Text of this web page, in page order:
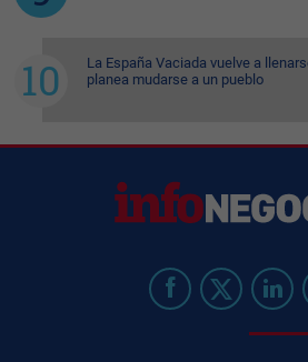
La España Vaciada vuelve a
planea mudarse a un pueblo